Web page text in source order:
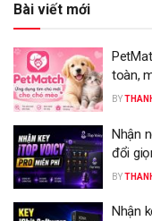
Bài viết mới
toàn,
BY
Nhận
đổi
BY
Nhận